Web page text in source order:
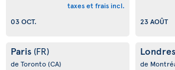
taxes et frais incl.
03 OCT.
23 AOÛT
Paris (FR)
de Toronto(CA)
Londres
de